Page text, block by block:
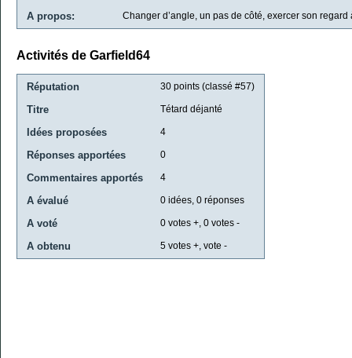
A propos:
Changer d’angle, un pas de côté, exercer son regard
Activités de Garfield64
Réputation 30 points (classé #57)
Titre Tétard déjanté
Idées proposées 4
Réponses apportées 0
Commentaires apportés 4
A évalué 0 idées, 0 réponses
A voté 0 votes +, 0 votes -
A obtenu 5 votes +, vote -